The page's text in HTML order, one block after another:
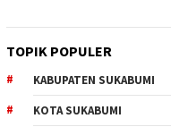
TOPIK POPULER
KABUPATEN SUKABUMI
KOTA SUKABUMI